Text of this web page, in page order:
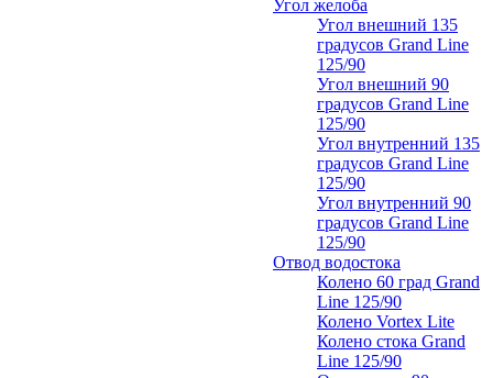
Угол желоба
Угол внешний 135
градусов Grand Line
125/90
Угол внешний 90
градусов Grand Line
125/90
Угол внутренний 135
градусов Grand Line
125/90
Угол внутренний 90
градусов Grand Line
125/90
Отвод водостока
Колено 60 град Grand
Line 125/90
Колено Vortex Lite
Колено стока Grand
Line 125/90